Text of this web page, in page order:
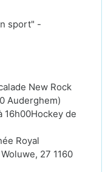
sport" -
New Rock
Auderghem)
16h00Hockey de
Royal
27 1160